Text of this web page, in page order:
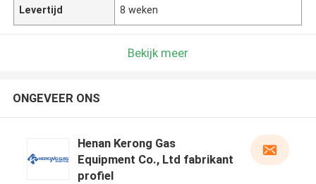
Levertijd 8 weken
Bekijk meer
ONGEVEER ONS
Henan Kerong Gas
Equipment Co., Ltd fabrikant
profiel